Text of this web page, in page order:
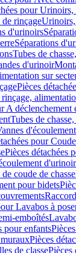
pour
de rinçageUrinoirs,
d'urinoirs
Séparations
Tubes de
d'urinoir
sur
Pièces
A
Tubes de
pour
Pièces détachées
coude de chasse
pour bidets
Lavabos à
emboîtés
pour enfants
Pièces
de classePièces